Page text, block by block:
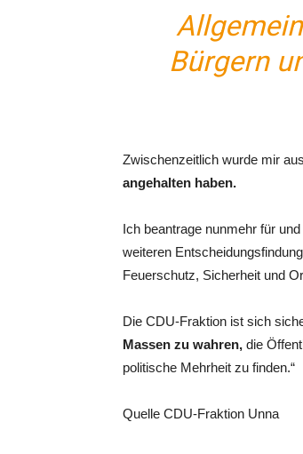
Bürgern
Zwischenzeitlich wurde mir
angehalten haben.
Ich beantrage nunmehr für
weiteren
Feuerschutz, Sicherheit und
Die CDU-Fraktion ist sich
Massen zu wahren, die
politische Mehrheit zu finden.“
Quelle CDU-Fraktion Unna